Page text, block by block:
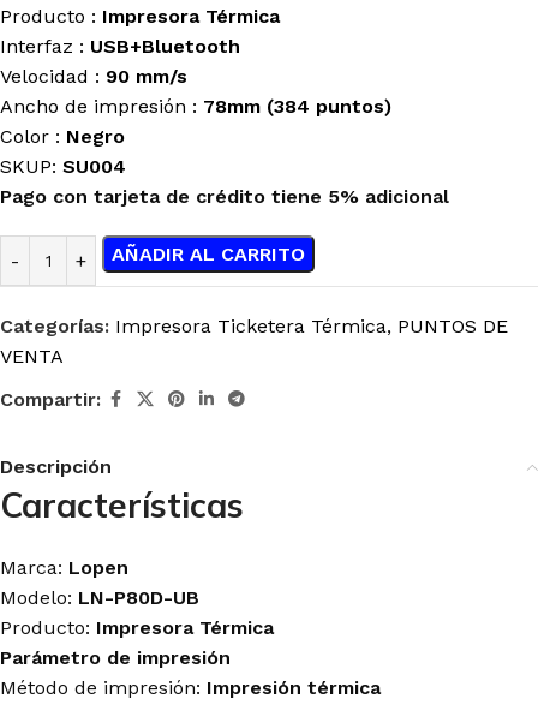
Producto : Impresora Térmica
Interfaz : USB+Bluetooth
Velocidad : 90 mm/s
Ancho de impresión : 78mm (384 puntos)
Color : Negro
SKUP: SU004
Pago con tarjeta de crédito tiene 5% adicional
AÑADIR AL CARRITO
Categorías: Impresora Ticketera Térmica, PUNTOS DE
VENTA
Compartir:
Descripción
Características
Marca: Lopen
Modelo: LN-P80D-UB
Producto: Impresora Térmica
Parámetro de impresión
Método de impresión: Impresión térmica